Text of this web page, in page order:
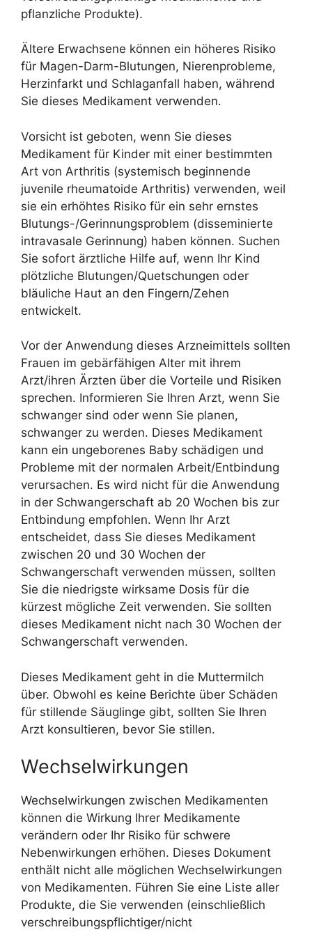
pflanzliche Produkte).
Ältere Erwachsene können ein höheres Risiko
für Magen-Darm-Blutungen, Nierenprobleme,
Herzinfarkt und Schlaganfall haben, während
Sie dieses Medikament verwenden.
Vorsicht ist geboten, wenn Sie dieses
Medikament für Kinder mit einer bestimmten
Art von Arthritis (systemisch beginnende
juvenile rheumatoide Arthritis) verwenden, weil
sie ein erhöhtes Risiko für ein sehr ernstes
Blutungs-/Gerinnungsproblem (disseminierte
intravasale Gerinnung) haben können. Suchen
Sie sofort ärztliche Hilfe auf, wenn Ihr Kind
plötzliche Blutungen/Quetschungen oder
bläuliche Haut an den Fingern/Zehen
entwickelt.
Vor der Anwendung dieses Arzneimittels sollten
Frauen im gebärfähigen Alter mit ihrem
Arzt/ihren Ärzten über die Vorteile und Risiken
sprechen. Informieren Sie Ihren Arzt, wenn Sie
schwanger sind oder wenn Sie planen,
schwanger zu werden. Dieses Medikament
kann ein ungeborenes Baby schädigen und
Probleme mit der normalen Arbeit/Entbindung
verursachen. Es wird nicht für die Anwendung
in der Schwangerschaft ab 20 Wochen bis zur
Entbindung empfohlen. Wenn Ihr Arzt
entscheidet, dass Sie dieses Medikament
zwischen 20 und 30 Wochen der
Schwangerschaft verwenden müssen, sollten
Sie die niedrigste wirksame Dosis für die
kürzest mögliche Zeit verwenden. Sie sollten
dieses Medikament nicht nach 30 Wochen der
Schwangerschaft verwenden.
Dieses Medikament geht in die Muttermilch
über. Obwohl es keine Berichte über Schäden
für stillende Säuglinge gibt, sollten Sie Ihren
Arzt konsultieren, bevor Sie stillen.
Wechselwirkungen
Wechselwirkungen zwischen Medikamenten
können die Wirkung Ihrer Medikamente
verändern oder Ihr Risiko für schwere
Nebenwirkungen erhöhen. Dieses Dokument
enthält nicht alle möglichen Wechselwirkungen
von Medikamenten. Führen Sie eine Liste aller
Produkte, die Sie verwenden (einschließlich
verschreibungspflichtiger/nicht